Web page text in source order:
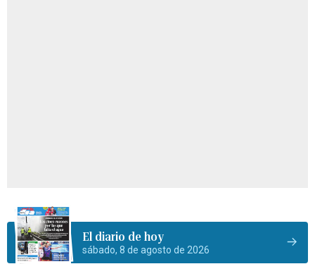
El diario de hoy
sábado, 8 de agosto de 2026